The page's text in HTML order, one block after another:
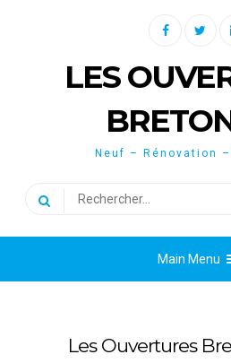
Facebook
LES
Neuf – Rénovation
Rechercher :
Main Menu
Les Ouvertures